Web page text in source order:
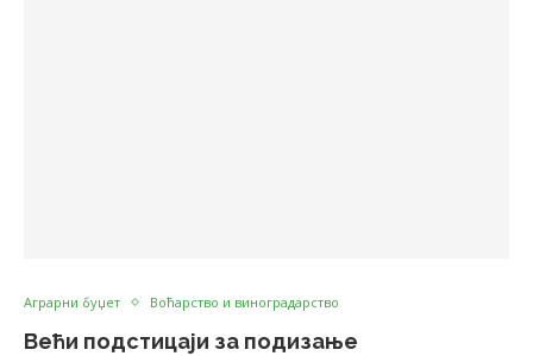
Аграрни буџет Воћарство и виноградарство
Већи подстицаји за подизање